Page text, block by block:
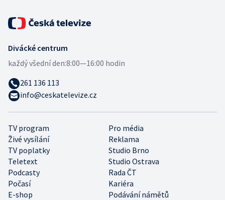
TV program
Pro média
Živé vysílání
Reklama
TV poplatky
Studio Brno
Teletext
Studio Ostrava
Podcasty
Rada ČT
Počasí
Kariéra
E-shop
Podávání námětů
Divácké centrum
každý všední den:8:00—16:00 hodin
261 136 113
info@ceskatelevize.cz